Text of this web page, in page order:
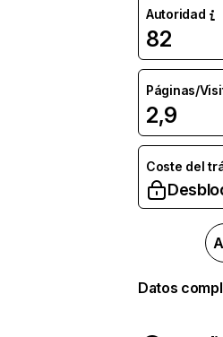
Autoridad
82
Páginas/
2,9
Coste del
Datos